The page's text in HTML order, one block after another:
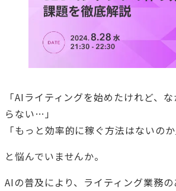
「AIライティングを始めたけれど、
らない…」
「もっと効率的に稼ぐ方法はないのか
と悩んでいませんか。
AIの普及により、ライティング業務